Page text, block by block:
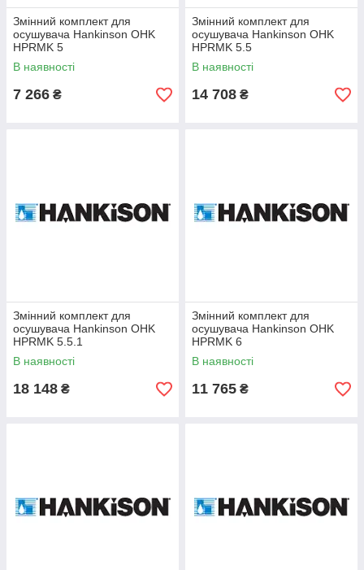
Змінний комплект для
осушувача Hankinson OHK
HPRMK 5
В наявності
7 266 ₴
Змінний комплект для
осушувача Hankinson OHK
HPRMK 5.5
В наявності
14 708 ₴
Змінний комплект для
осушувача Hankinson OHK
HPRMK 5.5.1
В наявності
18 148 ₴
Змінний комплект для
осушувача Hankinson OHK
HPRMK 6
В наявності
11 765 ₴